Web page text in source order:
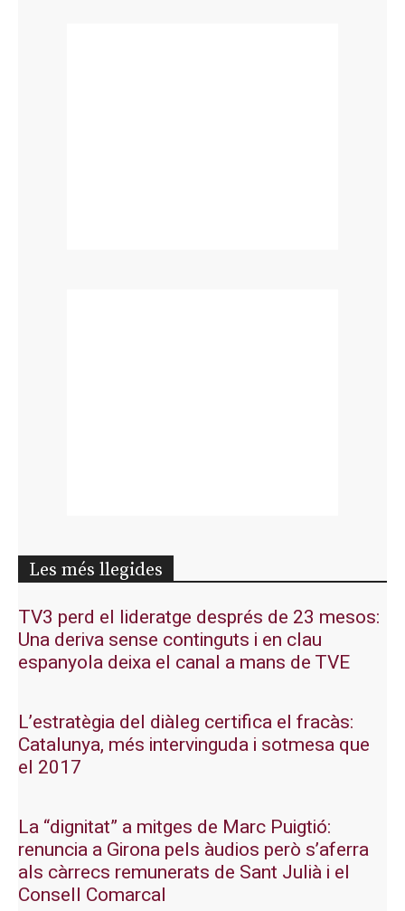
Les més llegides
TV3 perd el lideratge després de 23 mesos:
Una deriva sense continguts i en clau
espanyola deixa el canal a mans de TVE
L’estratègia del diàleg certifica el fracàs:
Catalunya, més intervinguda i sotmesa que
el 2017
La “dignitat” a mitges de Marc Puigtió:
renuncia a Girona pels àudios però s’aferra
als càrrecs remunerats de Sant Julià i el
Consell Comarcal